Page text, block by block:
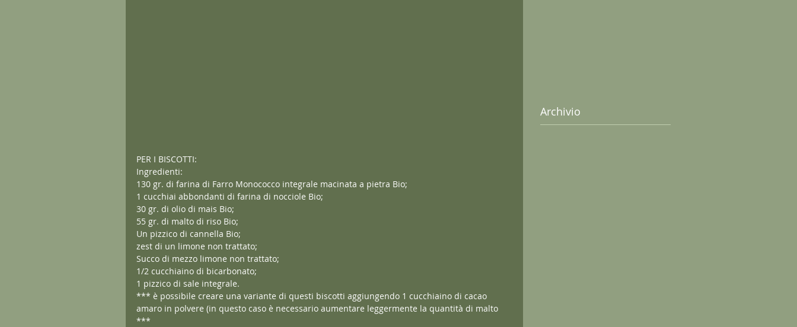
PER I BISCOTTI:
Ingredienti:
130 gr. di farina di Farro Monococco integrale macinata a pietra Bio;
1 cucchiai abbondanti di farina di nocciole Bio;
30 gr. di olio di mais Bio;
55 gr. di malto di riso Bio;
Un pizzico di cannella Bio;
zest di un limone non trattato;
Succo di mezzo limone non trattato;
1/2 cucchiaino di bicarbonato;
1 pizzico di sale integrale.
*** è possibile creare una variante di questi biscotti aggiungendo 1 cucchiaino di cacao
amaro in polvere (in questo caso è necessario aumentare leggermente la quantità di malto
***
Archivio